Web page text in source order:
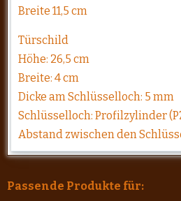
Breite 11,5 cm
Türschild
Höhe: 26,5 cm
Breite: 4 cm
Dicke am Schlüsselloch: 5 mm
Schlüsselloch: Profilzylinder
Abstand zwischen den
Passende Produkte für: